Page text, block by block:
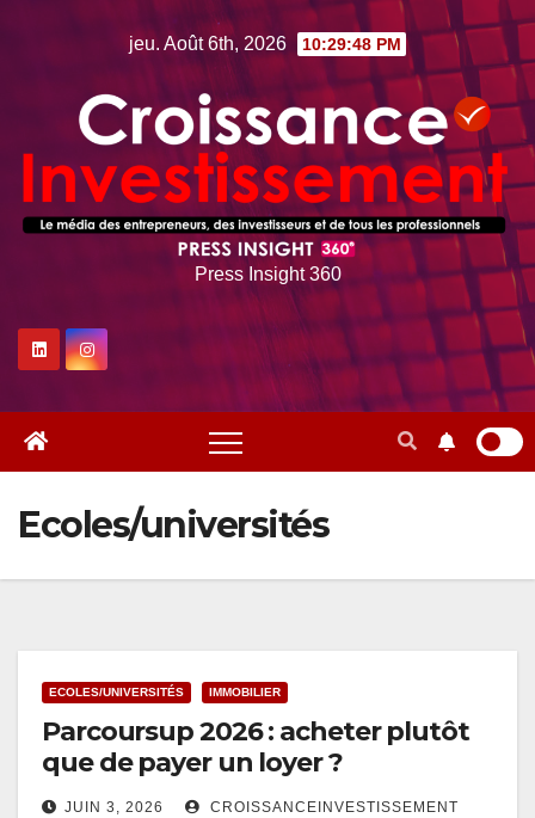
jeu. Août 6th, 2026 10:29:49 PM
Press Insight 360
Ecoles/universités
ECOLES/UNIVERSITÉS IMMOBILIER
Parcoursup 2026 : acheter plutôt
que de payer un loyer ?
JUIN 3, 2026 CROISSANCEINVESTISSEMENT